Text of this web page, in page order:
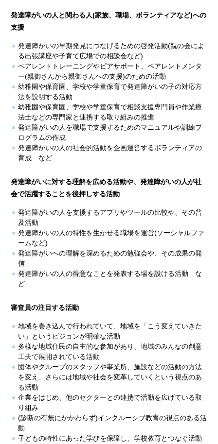
発達障がいの人と関わる人(家族、職場、ボランティアなど)への
支援
発達障がいの早期発見につなげるための啓発活動(親の会によ
る出張講座や子育て広場での相談会など)
ペアレントトレーニングやピアサポート、ペアレントメンタ
ー(親御さんから親御さんへの支援)のための活動
幼稚園や保育園、学校や学童保育で発達障がいの子の対応方
法を説明する活動
幼稚園や保育園、学校や学童保育で相談支援専門員や作業療
法士などの専門家と連携する取り組みの推進
発達障がいの人を職場で支援するためのマニュアルや訓練プ
ログラムの作成
発達障がいの人の社会的活動を企画運営するボランティアの
育成 など
発達障がいに対する理解を広める活動や、発達障がいの人が社
会で活躍することを後押しする活動
発達障がいの人を支援するアプリやツールの比較や、その普
及活動
発達障がいの人の特性を生かせる職場を運営(ソーシャルファ
ームなど)
発達障がいへの理解を深めるための勉強会や、その成果の発
信
発達障がいの人の得意なことを発表する場を設ける活動 な
ど
審査員の注目する活動
地域を巻き込んで行われていて、地域を「こう変えていきた
い」というビジョンが明確な活動
多様な地域住民の自主的な参加があり、地域のみんなの創意
工夫で展開されている活動
団体やグループのスタッフや事業所、施設などの活動の方法
を変え、さらには地域や社会を変革していくという視点のあ
る活動
企業をはじめ、他のセクターとの連携で活動を広げている取
り組み
(診断の有無にかかわらず)インクルーシブ教育の視点のある活
動
子どもの特性にあった学びを保障し、学校教育とつなぐ活動